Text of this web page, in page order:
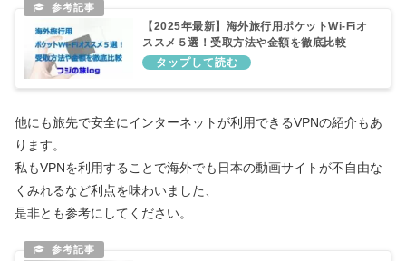
【2025年最新】海外旅行用ポケットWi-Fiオ
ススメ５選！受取方法や金額を徹底比較
他にも旅先で安全にインターネットが利用できるVPNの紹介もあ
ります。
私もVPNを利用することで海外でも日本の動画サイトが不自由な
くみれるなど利点を味わいました、
是非とも参考にしてください。